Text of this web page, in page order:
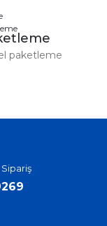
paketleme